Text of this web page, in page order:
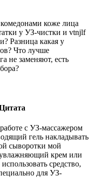
коже лица
у УЗ-чистки и vtnjlf
Разница какая у
Что лучше
не заменяют, есть
с УЗ-массажером
гель накладывать
сыворотки мой
крем или
средство,
для УЗ-